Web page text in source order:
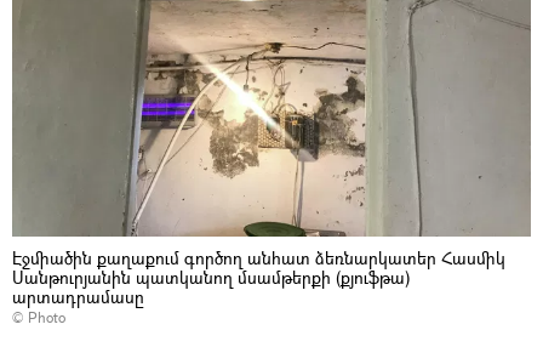
Էջմիածին քաղաքում գործող անհատ ձեռնարկատեր Հասմիկ
Սանթուրյանին պատկանող մսամթերքի (քյուֆթա)
արտադրամասը
© Photo